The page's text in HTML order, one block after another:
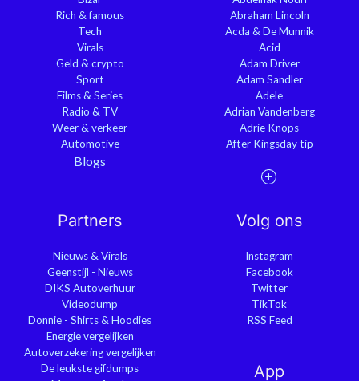
Rich & famous
Tech
Virals
Geld & crypto
Sport
Films & Series
Radio & TV
Weer & verkeer
Automotive
Blogs
Abraham Lincoln
Acda & De Munnik
Acid
Adam Driver
Adam Sandler
Adele
Adrian Vandenberg
Adrie Knops
After Kingsday tip
Partners
Nieuws & Virals
Geenstijl - Nieuws
DIKS Autoverhuur
Videodump
Donnie - Shirts & Hoodies
Energie vergelijken
Autoverzekering vergelijken
De leukste gifdumps
Volg ons
Instagram
Facebook
Twitter
TikTok
RSS Feed
App